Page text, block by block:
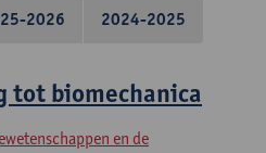
2026 2024-2025
tot biomechanica
en de